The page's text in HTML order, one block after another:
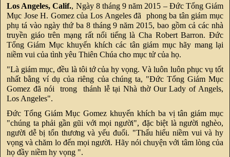
Los Angeles, Calif., Ngày 8 tháng 9 năm 2015 – Đức Tổng Giám
Mục Jose H. Gomez của Los Angeles đã phong ba tân giám mục
phụ tá vào ngày thứ ba 8 tháng 9 năm 2015, bao gồm cả các nhà
truyền giáo trên mạng rất nổi tiếng là Cha Robert Barron. Đức
Tổng Giám Mục khuyến khích các tân giám mục hãy mang lại
niềm vui của tình yêu Thiên Chúa cho mục tử của họ.
"Là giám mục, đều là tôi tớ của hy vọng. Và luôn luôn phục vụ tốt
nhất bằng ví dụ của riêng của chúng ta, "Đức Tổng Giám Mục
Gomez đã nói trong thánh lễ tại Nhà thờ Our Lady of Angels,
Los Angeles".
Đức Tổng Giám Mục Gomez khuyến khích ba vị tân giám mục
"chúng ta phải gần gũi với mọi người", đặc biệt là người nghèo,
người dễ bị tổn thương và yếu đuối. "Thấu hiểu niềm vui và hy
vọng và chăm lo đến mọi người. Hãy nói chuyện với tâm lòng của
họ đầy niềm hy vọng ".